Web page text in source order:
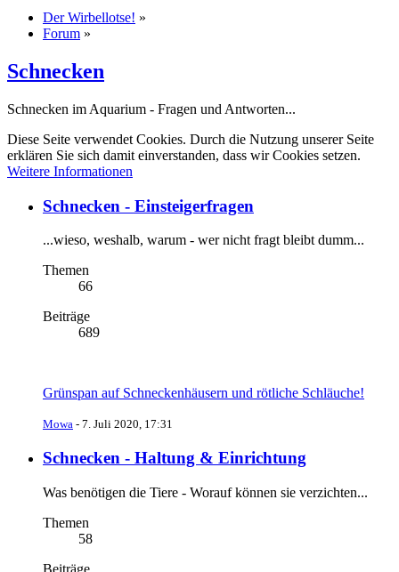
Der Wirbellotse! »
Forum »
Schnecken
Schnecken im Aquarium - Fragen und Antworten...
Diese Seite verwendet Cookies. Durch die Nutzung unserer Seite
erklären Sie sich damit einverstanden, dass wir Cookies setzen.
Weitere Informationen
Schnecken - Einsteigerfragen
...wieso, weshalb, warum - wer nicht fragt bleibt dumm...
Themen
66
Beiträge
689
Grünspan auf Schneckenhäusern und rötliche Schläuche!
Mowa - 7. Juli 2020, 17:31
Schnecken - Haltung & Einrichtung
Was benötigen die Tiere - Worauf können sie verzichten...
Themen
58
Beiträge